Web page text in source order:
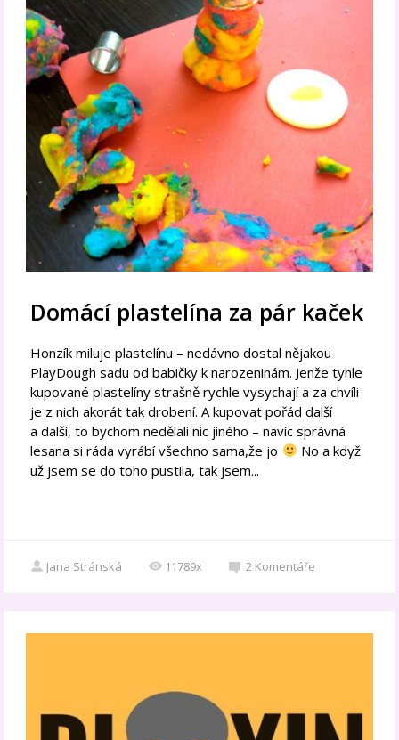
Domácí plastelína za pár kaček
Honzík miluje plastelínu – nedávno dostal nějakou
PlayDough sadu od babičky k narozeninám. Jenže tyhle
kupované plastelíny strašně rychle vysychají a za chvíli
je z nich akorát tak drobení. A kupovat pořád další
a další, to bychom nedělali nic jiného – navíc správná
lesana si ráda vyrábí všechno sama,že jo
No a když
už jsem se do toho pustila, tak jsem...
Jana Stránská 11789x 2 Komentáře